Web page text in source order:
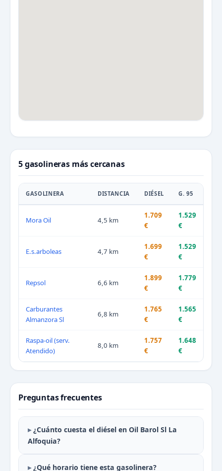
5 gasolineras más cercanas
GASOLINERA DISTANCIA DIÉSEL G. 95
Mora Oil 4,5 km
1.709
€
1.529
€
E.s.arboleas 4,7 km
1.699
€
1.529
€
Repsol 6,6 km
1.899
€
1.779
€
Carburantes
Almanzora Sl
6,8 km
1.765
€
1.565
€
Raspa-oil (serv.
Atendido)
8,0 km
1.757
€
1.648
€
Preguntas frecuentes
¿Cuánto cuesta el diésel en Oil Barol Sl La
Alfoquia?
¿Qué horario tiene esta gasolinera?